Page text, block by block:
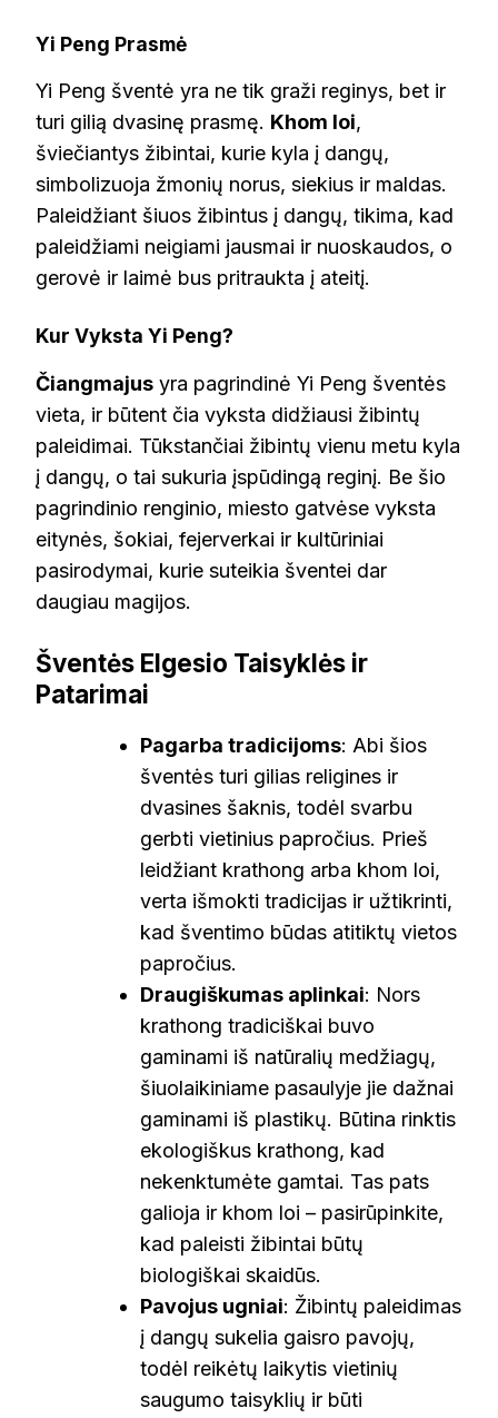
Yi Peng Prasmė
Yi Peng šventė yra ne tik graži reginys, bet ir
turi gilią dvasinę prasmę. Khom loi,
šviečiantys žibintai, kurie kyla į dangų,
simbolizuoja žmonių norus, siekius ir maldas.
Paleidžiant šiuos žibintus į dangų, tikima, kad
paleidžiami neigiami jausmai ir nuoskaudos, o
gerovė ir laimė bus pritraukta į ateitį.
Kur Vyksta Yi Peng?
Čiangmajus yra pagrindinė Yi Peng šventės
vieta, ir būtent čia vyksta didžiausi žibintų
paleidimai. Tūkstančiai žibintų vienu metu kyla
į dangų, o tai sukuria įspūdingą reginį. Be šio
pagrindinio renginio, miesto gatvėse vyksta
eitynės, šokiai, fejerverkai ir kultūriniai
pasirodymai, kurie suteikia šventei dar
daugiau magijos.
Šventės Elgesio Taisyklės ir
Patarimai
Pagarba tradicijoms: Abi šios
šventės turi gilias religines ir
dvasines šaknis, todėl svarbu
gerbti vietinius papročius. Prieš
leidžiant krathong arba khom loi,
verta išmokti tradicijas ir užtikrinti,
kad šventimo būdas atitiktų vietos
papročius.
Draugiškumas aplinkai: Nors
krathong tradiciškai buvo
gaminami iš natūralių medžiagų,
šiuolaikiniame pasaulyje jie dažnai
gaminami iš plastikų. Būtina rinktis
ekologiškus krathong, kad
nekenktumėte gamtai. Tas pats
galioja ir khom loi – pasirūpinkite,
kad paleisti žibintai būtų
biologiškai skaidūs.
Pavojus ugniai: Žibintų paleidimas
į dangų sukelia gaisro pavojų,
todėl reikėtų laikytis vietinių
saugumo taisyklių ir būti